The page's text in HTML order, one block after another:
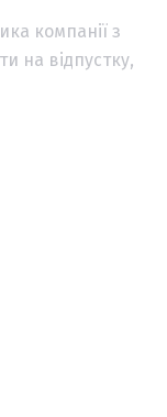
компанії з
на відпустку,